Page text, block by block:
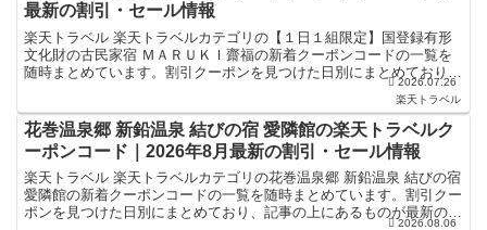
最新の割引・セール情報
楽天トラベル 楽天トラベルカテゴリの【１日１組限定】国登録有形
文化財の古民家宿 ＭＡＲＵＫＩ齋福の新着クーポンコードの一覧を
随時まとめています。割引クーポンを見つけた日別にまとめており、
記事の上にあるものが最新の割引クーポンになります。ホテ...2026.07.26
楽天トラベル
花巻温泉郷 新鉛温泉 結びの宿 愛隣館の楽天トラベルク
ーポンコード｜2026年8月最新の割引・セール情報
楽天トラベル 楽天トラベルカテゴリの花巻温泉郷 新鉛温泉 結びの宿
愛隣館の新着クーポンコードの一覧を随時まとめています。割引クー
ポンを見つけた日別にまとめており、記事の上にあるものが最新の割
2026.08.06